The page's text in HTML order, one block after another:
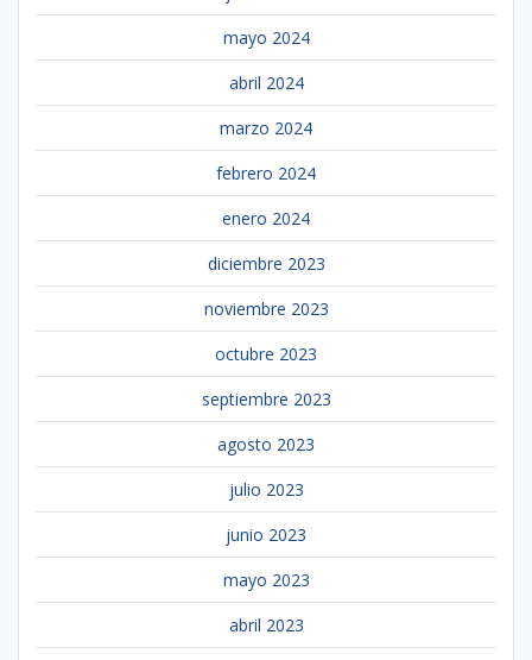
mayo 2024
abril 2024
marzo 2024
febrero 2024
enero 2024
diciembre 2023
noviembre 2023
octubre 2023
septiembre 2023
agosto 2023
julio 2023
junio 2023
mayo 2023
abril 2023